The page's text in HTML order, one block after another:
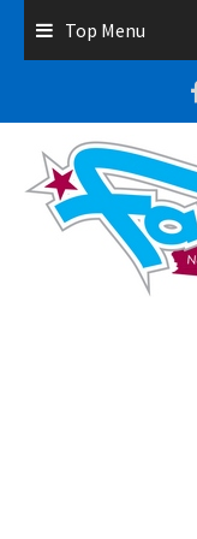
Top Menu